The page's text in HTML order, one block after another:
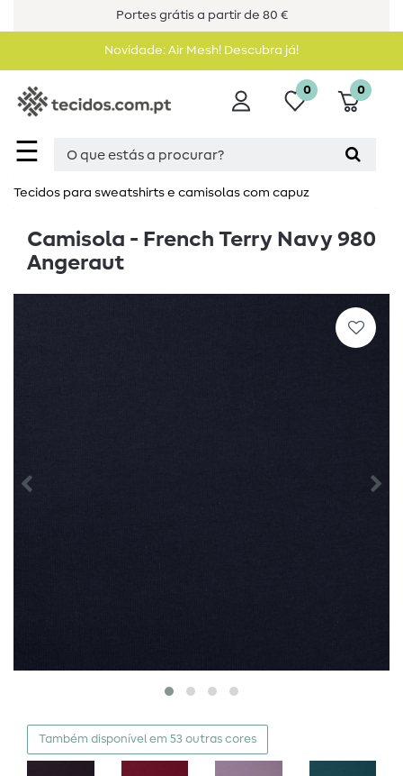
Portes grátis a partir de 80 €
Novidade: Air Mesh! Descubra já!
☰
0 0
Tecidos para sweatshirts e camisolas com capuz
Camisola - French Terry Navy 980
Angeraut
Também disponível em 53 outras cores